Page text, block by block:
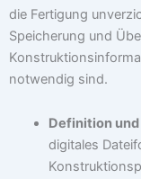
die Fertigung
Speicherung und
notwendig sind.
Definition
digitales